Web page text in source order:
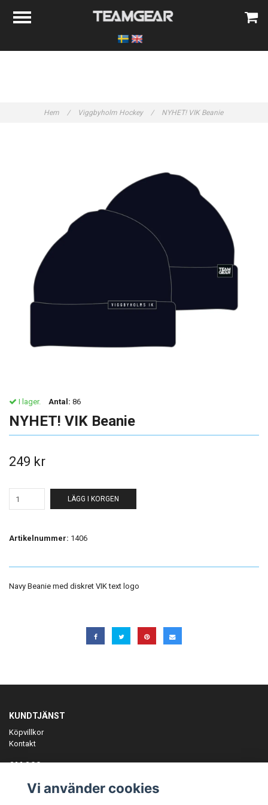
Hem / Viggbyholm Hockey / NYHET! VIK Beanie
I lager. Antal: 86
NYHET! VIK Beanie
249 kr
LÄGG I KORGEN
Artikelnummer: 1406
Navy Beanie med diskret VIK text logo
KUNDTJÄNST
Köpvillkor
Kontakt
OM OSS
ANMÄL DIG TILL VÅRT NYHETSBREV
Vi använder cookies